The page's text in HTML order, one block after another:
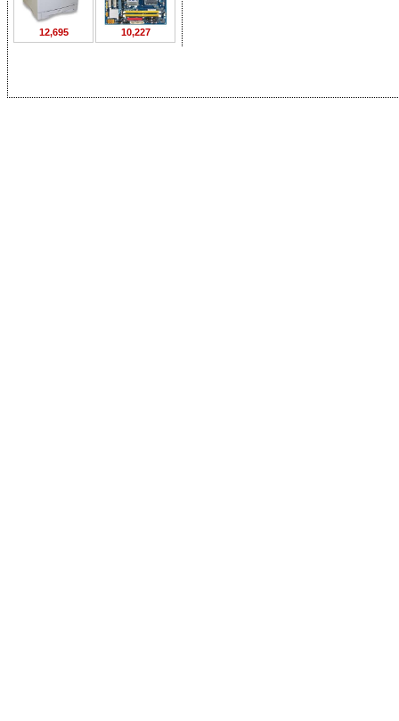
12,695 10,227